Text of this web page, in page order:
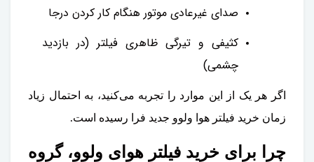
صدای غیرعادی موتور هنگام کار کردن درجا
کثیفی و تیرگی ظاهری فیلتر (در بازدید
چشمی)
اگر هر یک از این موارد را تجربه می‌کنید، به احتمال زیاد
زمان خرید فیلتر هوا ولوو جدید فرا رسیده است.
چرا برای خرید فیلتر هوای ولوو، گروه